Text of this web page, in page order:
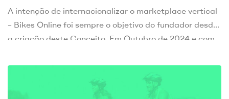
A intenção de internacionalizar o marketplace vertical
– Bikes Online foi sempre o objetivo do fundador desde
a criação deste Conceito. Em Outubro de 2024 e com
levar o Bikes Online para outras geografias Europeias,
e depois do lançamento em Portugal, ainda este ano,
seguiremos para Espanha. O Bikes […]